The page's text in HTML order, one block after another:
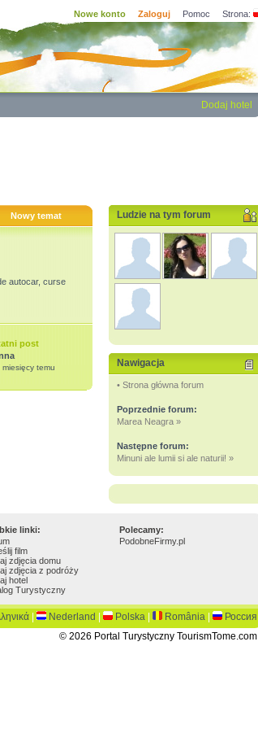
Nowe konto Zaloguj Pomoc Strona:
Dodaj hotel
Nowy temat
autocar, curse
post
miesięcy temu
Ludzie na tym forum
Nawigacja
• Strona główna forum
Poprzednie forum:
Marea Neagra »
Następne forum:
Minuni ale lumii si ale naturii! »
linki:
Polecamy:
film
zdjęcia domu
zdjęcia z podróży
hotel
Turystyczny
PodobneFirmy.pl
Nederland Polska România
Россия
© 2026 Portal Turystyczny TourismTome.com